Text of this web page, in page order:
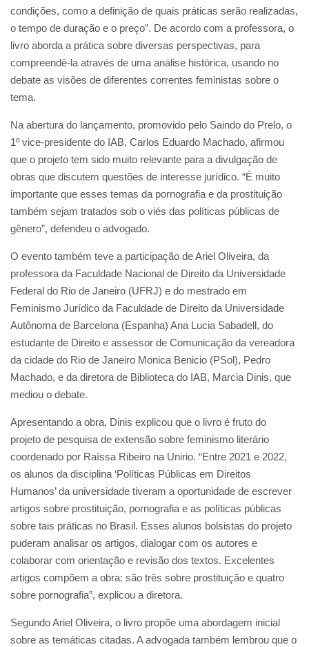
condições, como a definição de quais práticas serão realizadas,
o tempo de duração e o preço”. De acordo com a professora, o
livro aborda a prática sobre diversas perspectivas, para
compreendê-la através de uma análise histórica, usando no
debate as visões de diferentes correntes feministas sobre o
tema.
Na abertura do lançamento, promovido pelo Saindo do Prelo, o
1º vice-presidente do IAB, Carlos Eduardo Machado, afirmou
que o projeto tem sido muito relevante para a divulgação de
obras que discutem questões de interesse jurídico. “É muito
importante que esses temas da pornografia e da prostituição
também sejam tratados sob o viés das políticas públicas de
gênero”, defendeu o advogado.
O evento também teve a participação de Ariel Oliveira, da
professora da Faculdade Nacional de Direito da Universidade
Federal do Rio de Janeiro (UFRJ) e do mestrado em
Feminismo Jurídico da Faculdade de Direito da Universidade
Autônoma de Barcelona (Espanha) Ana Lucia Sabadell, do
estudante de Direito e assessor de Comunicação da vereadora
da cidade do Rio de Janeiro Monica Benicio (PSol), Pedro
Machado, e da diretora de Biblioteca do IAB, Marcia Dinis, que
mediou o debate.
Apresentando a obra, Dinis explicou que o livro é fruto do
projeto de pesquisa de extensão sobre feminismo literário
coordenado por Raíssa Ribeiro na Unirio. “Entre 2021 e 2022,
os alunos da disciplina ‘Políticas Públicas em Direitos
Humanos’ da universidade tiveram a oportunidade de escrever
artigos sobre prostituição, pornografia e as políticas públicas
sobre tais práticas no Brasil. Esses alunos bolsistas do projeto
puderam analisar os artigos, dialogar com os autores e
colaborar com orientação e revisão dos textos. Excelentes
artigos compõem a obra: são três sobre prostituição e quatro
sobre pornografia”, explicou a diretora.
Segundo Ariel Oliveira, o livro propõe uma abordagem inicial
sobre as temáticas citadas. A advogada também lembrou que o